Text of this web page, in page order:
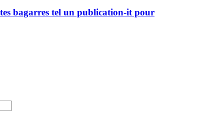
bagarres tel un publication-it pour